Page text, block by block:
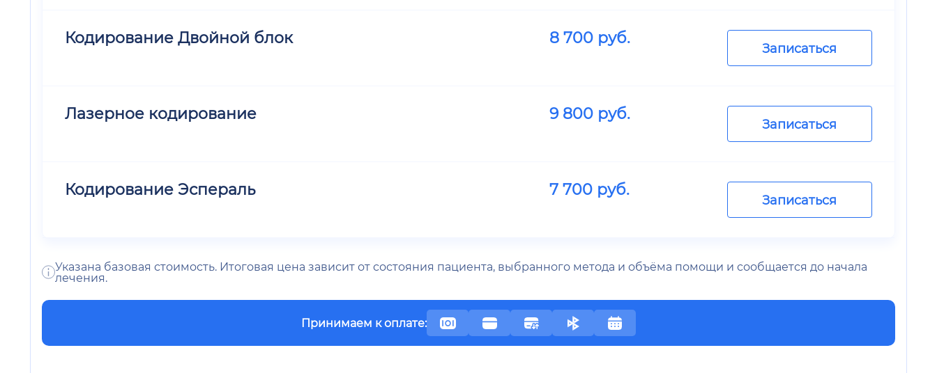
Кодирование Двойной блок 8 700руб.
Записаться
Лазерное кодирование 9 800руб.
Записаться
Кодирование Эспераль 7 700руб.
Записаться
Указана базовая стоимость. Итоговая цена зависит от состояния пациента, выбранного метода и объёма помощи и сообщается до начала
лечения.
Принимаем к оплате: